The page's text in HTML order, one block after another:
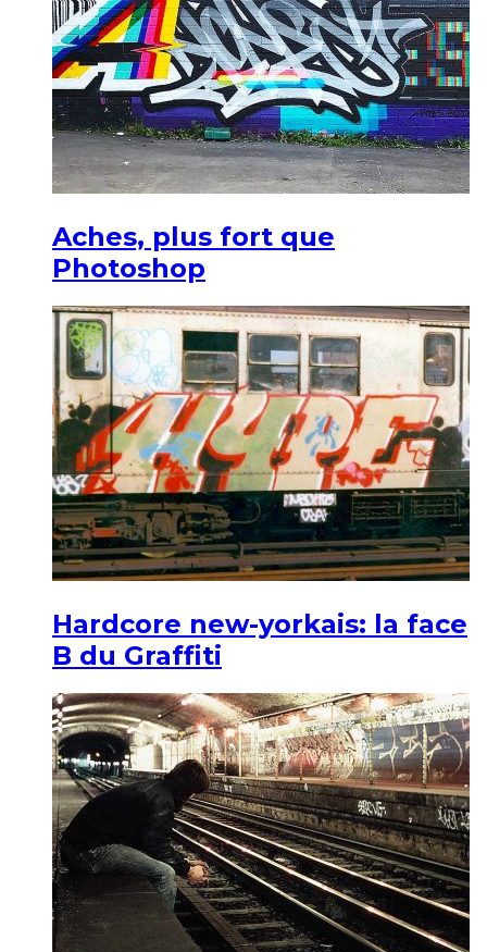
Aches, plus fort que
Photoshop
Hardcore new-yorkais: la face
B du Graffiti